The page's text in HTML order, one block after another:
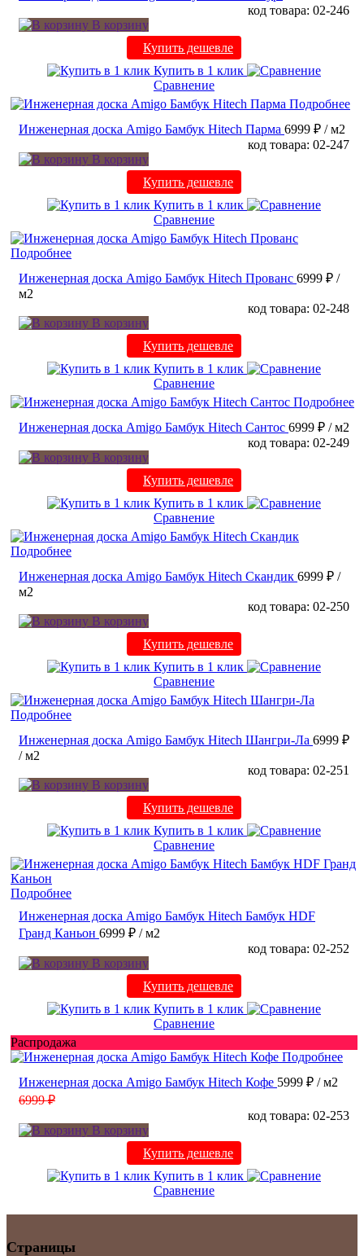
код товара: 02-246
В корзину
Купить дешевле
Купить в 1 клик
Сравнение
Подробнее
Инженерная доска Amigo Бамбук Hitech Парма 6999 ₽ / м2
код товара: 02-247
В корзину
Купить дешевле
Купить в 1 клик
Сравнение
Подробнее
Инженерная доска Amigo Бамбук Hitech Прованс 6999 ₽ /
м2
код товара: 02-248
В корзину
Купить дешевле
Купить в 1 клик
Сравнение
Подробнее
Инженерная доска Amigo Бамбук Hitech Сантос 6999 ₽ / м2
код товара: 02-249
В корзину
Купить дешевле
Купить в 1 клик
Сравнение
Подробнее
Инженерная доска Amigo Бамбук Hitech Скандик 6999 ₽ /
м2
код товара: 02-250
В корзину
Купить дешевле
Купить в 1 клик
Сравнение
Подробнее
Инженерная доска Amigo Бамбук Hitech Шангри-Ла 6999 ₽
/ м2
код товара: 02-251
В корзину
Купить дешевле
Купить в 1 клик
Сравнение
Подробнее
Инженерная доска Amigo Бамбук Hitech Бамбук HDF
Гранд Каньон 6999 ₽ / м2
код товара: 02-252
В корзину
Купить дешевле
Купить в 1 клик
Сравнение
Распродажа
Подробнее
Инженерная доска Amigo Бамбук Hitech Кофе 5999 ₽ / м2
6999 ₽
код товара: 02-253
В корзину
Купить дешевле
Купить в 1 клик
Сравнение
Страницы